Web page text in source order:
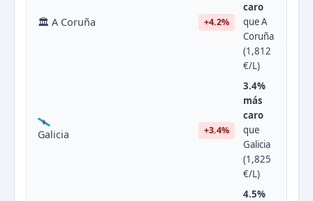
🏛 A Coruña +4.2%
caro
que A
Coruña
(1,812
€/L)
Galicia +3.4%
3.4%
más
caro
que
Galicia
(1,825
€/L)
4.5%